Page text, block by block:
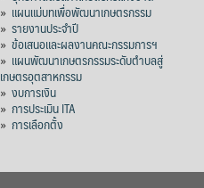
» แผนแม่บทเพื่อพัฒนาเกษตรกรรม
» รายงานประจำปี
» ข้อเสนอและผลงานคณะกรรมการฯ
» แผนพัฒนาเกษตรกรรมระดับตำบลสู่
เกษตรอุตสาหกรรม
» งบการเงิน
» การประเมิน ITA
» การเลือกตั้ง